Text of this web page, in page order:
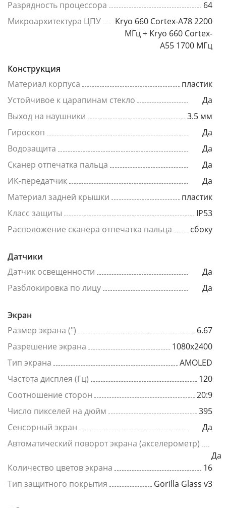
Разрядность процессора
64
Микроархитектура ЦПУ
Kryo 660 Cortex-A78 2200
МГц + Kryo 660 Cortex-
A55 1700 МГц
Конструкция
Материал корпуса
пластик
Устойчивое к царапинам стекло
Да
Выход на наушники
3.5 мм
Гироскоп
Да
Водозащита
Да
Сканер отпечатка пальца
Да
ИК-передатчик
Да
Материал задней крышки
пластик
Класс защиты
IP53
Расположение сканера отпечатка пальца
сбоку
Датчики
Датчик освещенности
Да
Разблокировка по лицу
Да
Экран
Размер экрана (")
6.67
Разрешение экрана
1080x2400
Тип экрана
AMOLED
Частота дисплея (Гц)
120
Соотношение сторон
20:9
Число пикселей на дюйм
395
Сенсорный экран
Да
Автоматический поворот экрана (акселерометр)
Да
Количество цветов экрана
16
Тип защитного покрытия
Gorilla Glass v3